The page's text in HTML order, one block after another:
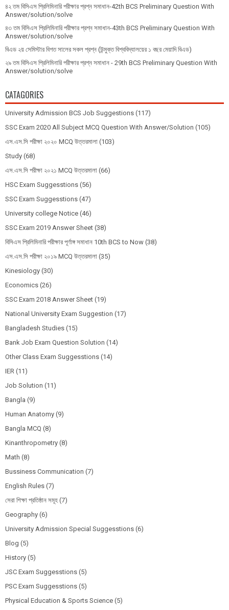
৪২ তম বিসিএস প্রিলিমিনারি পরীক্ষার প্রশ্ন সমাধান-42th BCS Preliminary Question With
Answer/solution/solve
৪৩ তম বিসিএস প্রিলিমিনারি পরীক্ষার প্রশ্ন সমাধান-43th BCS Preliminary Question With
Answer/solution/solve
বিএড ২য় সেমিস্টার বিগত সালের সকল প্রশ্ন (উন্মুক্ত বিশ্ববিদ্যালয়ের ১ বছর মেয়াদি বিএড)
২৯ তম বিসিএস প্রিলিমিনারি পরীক্ষার প্রশ্ন সমাধান - 29th BCS Preliminary Question With
Answer/solution/solve
CATAGORIES
University Admission BCS Job Suggestions (117)
SSC Exam 2020 All Subject MCQ Question With Answer/Solution (105)
এস.এস.সি পরীক্ষা ২০২০ MCQ উত্তরমালা (103)
Study (68)
এস.এস.সি পরীক্ষা ২০২১ MCQ উত্তরমালা (66)
HSC Exam Suggesstions (56)
SSC Exam Suggesstions (47)
University college Notice (46)
SSC Exam 2019 Answer Sheet (38)
বিসিএস প্রিলিমিনারি পরীক্ষার পূর্ণাঙ্গ সমাধান 10th BCS to Now (38)
এস.এস.সি পরীক্ষা ২০১৯ MCQ উত্তরমালা (35)
Kinesiology (30)
Economics (26)
SSC Exam 2018 Answer Sheet (19)
National University Exam Suggestion (17)
Bangladesh Studies (15)
Bank Job Exam Question Solution (14)
Other Class Exam Suggesstions (14)
IER (11)
Job Solution (11)
Bangla (9)
Human Anatomy (9)
Bangla MCQ (8)
Kinanthropometry (8)
Math (8)
Bussiness Communication (7)
English Rules (7)
সেরা শিক্ষা প্রতিষ্ঠান সমূহ (7)
Geography (6)
University Admission Special Suggesstions (6)
Blog (5)
History (5)
JSC Exam Suggesstions (5)
PSC Exam Suggesstions (5)
Physical Education & Sports Science (5)